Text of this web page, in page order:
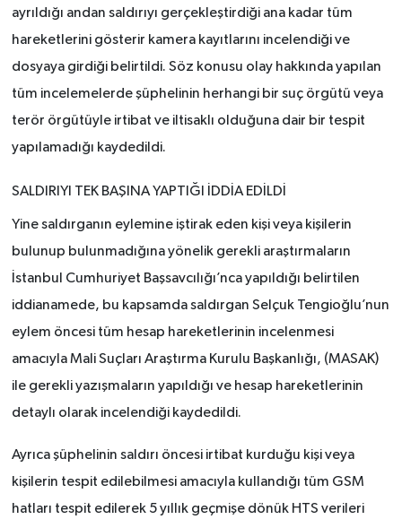
ayrıldığı andan saldırıyı gerçekleştirdiği ana kadar tüm
hareketlerini gösterir kamera kayıtlarını incelendiği ve
dosyaya girdiği belirtildi. Söz konusu olay hakkında yapılan
tüm incelemelerde şüphelinin herhangi bir suç örgütü veya
terör örgütüyle irtibat ve iltisaklı olduğuna dair bir tespit
yapılamadığı kaydedildi.
SALDIRIYI TEK BAŞINA YAPTIĞI İDDİA EDİLDİ
Yine saldırganın eylemine iştirak eden kişi veya kişilerin
bulunup bulunmadığına yönelik gerekli araştırmaların
İstanbul Cumhuriyet Başsavcılığı’nca yapıldığı belirtilen
iddianamede, bu kapsamda saldırgan Selçuk Tengioğlu’nun
eylem öncesi tüm hesap hareketlerinin incelenmesi
amacıyla Mali Suçları Araştırma Kurulu Başkanlığı, (MASAK)
ile gerekli yazışmaların yapıldığı ve hesap hareketlerinin
detaylı olarak incelendiği kaydedildi.
Ayrıca şüphelinin saldırı öncesi irtibat kurduğu kişi veya
kişilerin tespit edilebilmesi amacıyla kullandığı tüm GSM
hatları tespit edilerek 5 yıllık geçmişe dönük HTS verileri